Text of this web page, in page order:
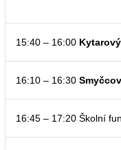
15:40 – 16:00
16:10 – 16:30
16:45 – 17:20 Školní